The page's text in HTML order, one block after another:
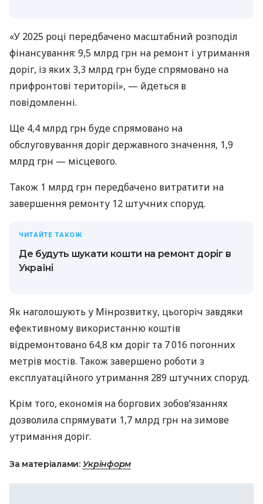
«У 2025 році передбачено масштабний розподіл
фінансування: 9,5 млрд грн на ремонт і утримання
доріг, із яких 3,3 млрд грн буде спрямовано на
прифронтові території», — йдеться в
повідомленні.
Ще 4,4 млрд грн буде спрямовано на
обслуговування доріг державного значення, 1,9
млрд грн — місцевого.
Також 1 млрд грн передбачено витратити на
завершення ремонту 12 штучних споруд.
ЧИТАЙТЕ ТАКОЖ
Де будуть шукати кошти на ремонт доріг в
Україні
Як наголошують у Мінрозвитку, цьогоріч завдяки
ефективному використанню коштів
відремонтовано 64,8 км доріг та 7 016 погонних
метрів мостів. Також завершено роботи з
експлуатаційного утримання 289 штучних споруд.
Крім того, економія на боргових зобов’язаннях
дозволила спрямувати 1,7 млрд грн на зимове
утримання доріг.
За матеріалами: Укрінформ